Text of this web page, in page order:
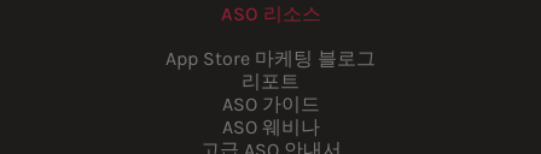
ASO 리소스
App Store 마케팅 블로그
리포트
ASO 가이드
ASO 웨비나
고급 ASO 안내서